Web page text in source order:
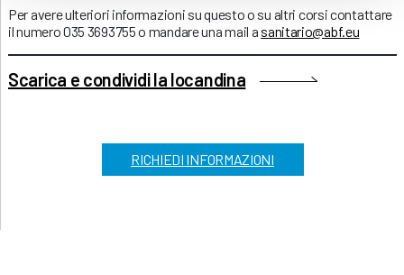
Per avere ulteriori informazioni su questo o su altri corsi contattare
il numero 035 3693755 o mandare una mail a sanitario@abf.eu
Scarica e condividi la locandina
RICHIEDI INFORMAZIONI